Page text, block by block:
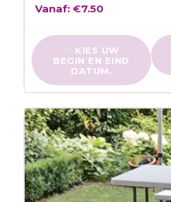
Vanaf: €7.50
KIES UW
BEGIN EN EIND
DATUM.